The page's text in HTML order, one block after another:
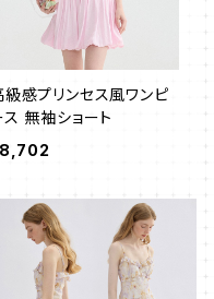
級感プリンセス風ワンピ
ス 無袖ショート